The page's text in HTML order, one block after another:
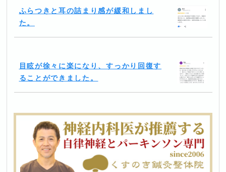
ふらつきと耳の詰まり感が緩和しまし
た。
目眩が徐々に楽になり、すっかり回復す
ることができました。